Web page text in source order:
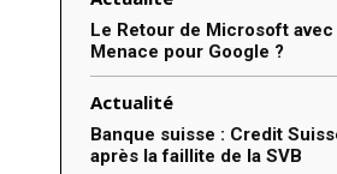
Le Retour de Microsoft avec
Menace pour Google ?
Actualité
Banque suisse : Credit
après la faillite de la SVB